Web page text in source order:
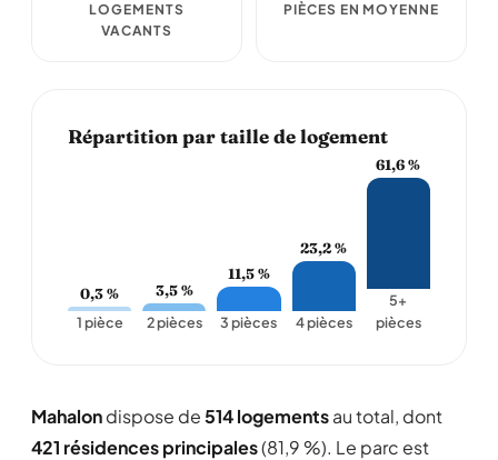
LOGEMENTS
VACANTS
PIÈCES EN MOYENNE
Répartition par taille de logement
0,3 %
1 pièce
3,5 %
2 pièces
11,5 %
3 pièces
23,2 %
4 pièces
61,6 %
5+
pièces
Mahalondispose de514 logementsau total, dont
421 résidences principales(81,9 %). Le parc est